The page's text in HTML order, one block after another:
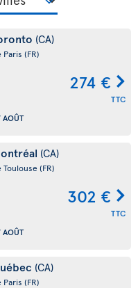
(CA)
Paris (FR)
274 €
TTC
AOÛT
(CA)
Toulouse (FR)
302 €
TTC
AOÛT
(CA)
Paris (FR)